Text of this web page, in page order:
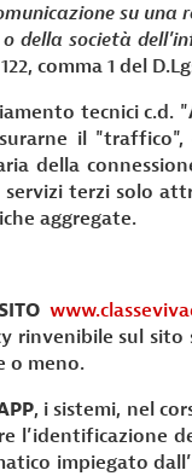
su
della società
comma 1 del
tecnici c.d. "
il
della
terzi solo
aggregate.
SITO
rinvenibile sul sito
o meno.
, i sistemi, nel
l’identificazione
impiegato